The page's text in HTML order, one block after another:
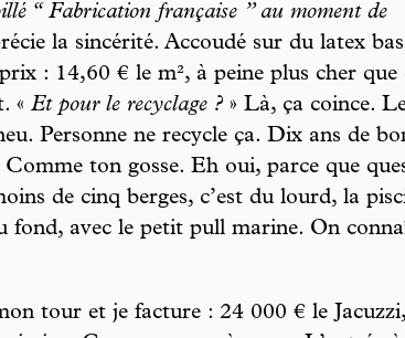
‘‘ Fabrication française ” au moment de
la sincérité. Accoudé sur du latex
: 14,60 € le m², à peine plus cher que
« Et pour le recyclage ? » Là, ça coince.
Personne ne recycle ça. Dix ans de
ton gosse. Eh oui, parce que
de cinq berges, c’est du lourd, la
fond, avec le petit pull marine. On
tour et je facture : 24 000 € le